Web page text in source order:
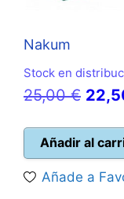
Nakum
Stock en
25,00€ El
era:
Añadir al
Añade a